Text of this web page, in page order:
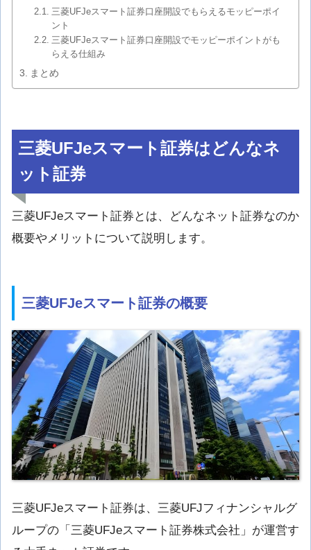
三菱UFJeスマート証券口座開設でもらえるモッピーポイ
ント
三菱UFJeスマート証券口座開設でモッピーポイントがも
らえる仕組み
まとめ
三菱UFJeスマート証券はどんなネ
ット証券
三菱UFJeスマート証券とは、どんなネット証券なのか
概要やメリットについて説明します。
三菱UFJeスマート証券の概要
三菱UFJeスマート証券は、三菱UFJフィナンシャルグ
ループの「三菱UFJeスマート証券株式会社」が運営す